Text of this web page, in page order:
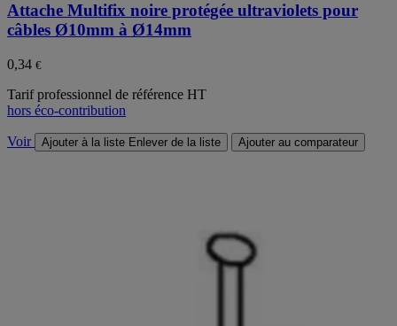
Attache Multifix noire protégée ultraviolets pour
câbles Ø10mm à Ø14mm
0,34 €
Tarif professionnel de référence HT
hors éco-contribution
Voir Ajouter à la liste Enlever de la liste Ajouter au comparateur